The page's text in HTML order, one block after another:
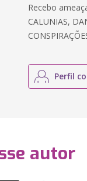
Recebo
CALUNIAS,
Perfil
autor